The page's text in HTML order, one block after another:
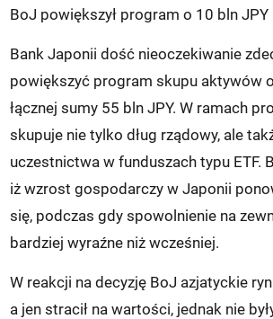
BoJ powiększył program o 10 bln JPY
Bank Japonii dość nieoczekiwanie
powiększyć program skupu aktywów
łącznej sumy 55 bln JPY. W ramach
skupuje nie tylko dług rządowy, ale
uczestnictwa w funduszach typu ETF.
iż wzrost gospodarczy w Japonii
się, podczas gdy spowolnienie na
bardziej wyraźne niż wcześniej.
W reakcji na decyzję BoJ azjatyckie
a jen stracił na wartości, jednak nie